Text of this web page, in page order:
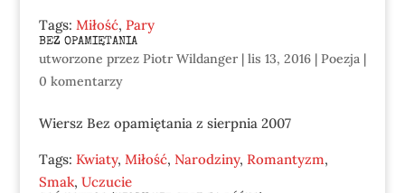
Tags: Miłość, Pary
BEZ OPAMIĘTANIA
utworzone przez Piotr Wildanger| lis 13, 2016| Poezja|
0 komentarzy
Wiersz Bez opamiętania z sierpnia 2007
Tags: Kwiaty, Miłość, Narodziny, Romantyzm,
Smak, Uczucie